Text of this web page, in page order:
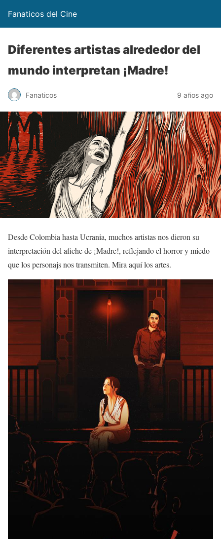
Fanaticos del Cine
Diferentes artistas alrededor del
mundo interpretan ¡Madre!
Fanaticos 9 años ago
Desde Colombia hasta Ucrania, muchos artistas nos dieron su
interpretación del afiche de ¡Madre!, reflejando el horror y miedo
que los personajs nos transmiten. Mira aquí los artes.